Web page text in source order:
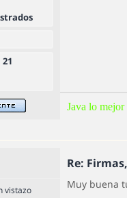
Java lo
Re:
vistazo
Muy buena